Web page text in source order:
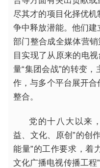
尽其才的项目化择优
争中释放潜能。他们
部门整合成全媒体营
目实现了从原来的电
量“集团会战”的转变
作，与多个平台展开
整合。
党的十八大以来
益、文化、原创”的创
能量”的工作要求，着
文化广播电视传播工程